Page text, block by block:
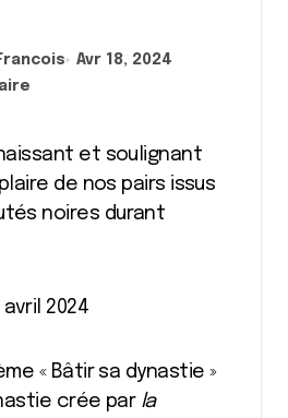
Avr 18, 2024
de nos pairs issus
noires durant
2024
« Bâtir sa dynastie »
crée par la